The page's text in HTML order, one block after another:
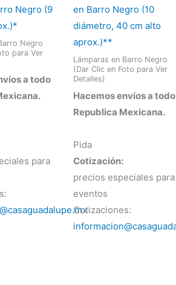
Negro (9
Negro
para Ver
a todo
para
en Barro Negro (10
diámetro, 40 cm alto
aprox.)**
Lámparas en Barro Negro
(Dar Clic en Foto para Ver
Detalles)
Hacemos envíos a todo
Republica Mexicana.
Pida
Cotización:
precios especiales para
eventos
Cotizaciones: